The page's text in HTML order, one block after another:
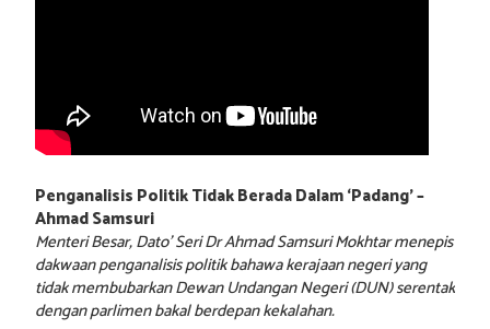
Penganalisis Politik Tidak Berada Dalam ‘Padang’ –
Ahmad Samsuri
Menteri Besar, Dato’ Seri Dr Ahmad Samsuri Mokhtar menepis
dakwaan penganalisis politik bahawa kerajaan negeri yang
tidak membubarkan Dewan Undangan Negeri (DUN) serentak
dengan parlimen bakal berdepan kekalahan.